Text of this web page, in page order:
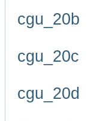
cgu_20b
cgu_20c
cgu_20d